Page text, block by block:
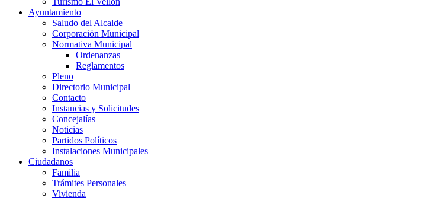
Ayuntamiento
Saludo del Alcalde
Corporación Municipal
Normativa Municipal
Ordenanzas
Reglamentos
Pleno
Directorio Municipal
Contacto
Instancias y Solicitudes
Concejalías
Noticias
Partidos Políticos
Instalaciones Municipales
Ciudadanos
Familia
Trámites Personales
Vivienda